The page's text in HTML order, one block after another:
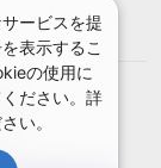
ービスを提
表示するこ
の使用に
ださい。詳
い。